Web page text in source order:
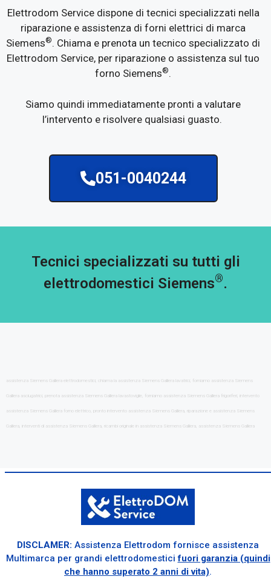
Elettrodom Service dispone di tecnici specializzati nella
riparazione e assistenza di forni elettrici di marca
Siemens®. Chiama e prenota un tecnico specializzato di
Elettrodom Service, per riparazione o assistenza sul tuo
forno Siemens®.
Siamo quindi immediatamente pronti a valutare
l’intervento e risolvere qualsiasi guasto.
051-0040244
Tecnici specializzati su tutti gli
elettrodomestici Siemens®.
assistenza Siemens Galliera elettrodomestici, chiama la assistenza Siemens Galliera lavatrici, forniamo assistenza Siemens
Galliera asciugatrici, prenota assistenza Siemens Galliera lavastoviglie, forniamo assistenza Siemens Galliera frigoriferi, intervento
assistenza Siemens Galliera forno elettrico, pronto intervento assistenza Siemens Galliera, riparazione e assistenza Siemens
Galliera, interventi di assistenza Siemens Galliera, ricambi originale in assistenza Siemens Galliera, assistenza Siemens Galliera
DISCLAMER: Assistenza Elettrodom fornisce assistenza
Multimarca per grandi elettrodomesticifuori garanzia (quindi
che hanno superato 2 anni di vita).